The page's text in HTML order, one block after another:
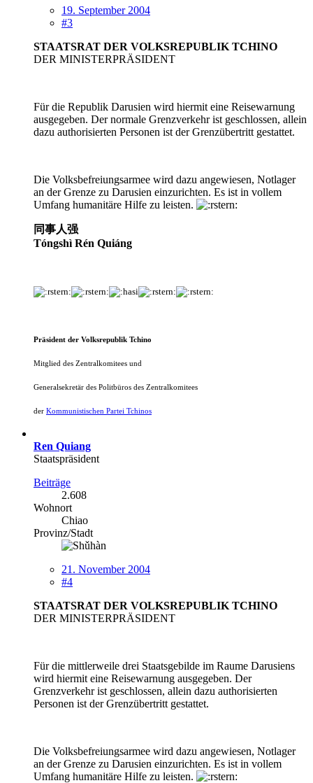
19. September 2004
#3
STAATSRAT DER VOLKSREPUBLIK TCHINO
DER MINISTERPRÄSIDENT
Für die Republik Darusien wird hiermit eine Reisewarnung
ausgegeben. Der normale Grenzverkehr ist geschlossen, allein
dazu authorisierten Personen ist der Grenzübertritt gestattet.
Die Volksbefreiungsarmee wird dazu angewiesen, Notlager
an der Grenze zu Darusien einzurichten. Es ist in vollem
Umfang humanitäre Hilfe zu leisten.
同事人强
Tóngshì Rén Quiáng
Präsident der Volksrepublik Tchino
Mitglied des Zentralkomitees und
Generalsekretär des Politbüros des Zentralkomitees
der Kommunistischen Partei Tchinos
Ren Quiang
Staatspräsident
Beiträge
2.608
Wohnort
Chiao
Provinz/Stadt
21. November 2004
#4
STAATSRAT DER VOLKSREPUBLIK TCHINO
DER MINISTERPRÄSIDENT
Für die mittlerweile drei Staatsgebilde im Raume Darusiens
wird hiermit eine Reisewarnung ausgegeben. Der
Grenzverkehr ist geschlossen, allein dazu authorisierten
Personen ist der Grenzübertritt gestattet.
Die Volksbefreiungsarmee wird dazu angewiesen, Notlager
an der Grenze zu Darusien einzurichten. Es ist in vollem
Umfang humanitäre Hilfe zu leisten.